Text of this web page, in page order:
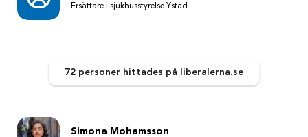
Ersättare i sjukhusstyrelse Ystad
72 personer hittades på liberalerna.se
Simona Mohamsson